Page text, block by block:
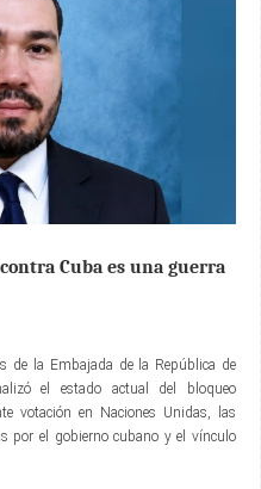
Cuba es una guerra
de la Embajada de la República de
el estado actual del bloqueo
votación en Naciones Unidas, las
por el gobierno cubano y el vínculo